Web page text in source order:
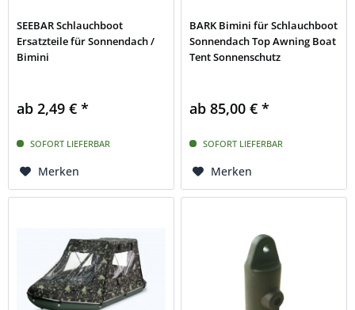
SEEBAR Schlauchboot
Ersatzteile für Sonnendach /
Bimini
ab 2,49 € *
SOFORT LIEFERBAR
Merken
BARK Bimini für Schlauchboot
Sonnendach Top Awning Boat
Tent Sonnenschutz
ab 85,00 € *
SOFORT LIEFERBAR
Merken